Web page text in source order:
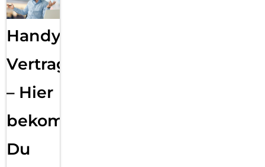
Handy
Vertragsabwicklung
– Hier
bekommst
Du